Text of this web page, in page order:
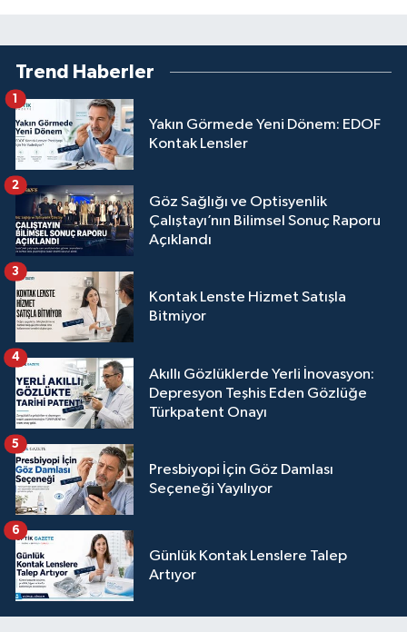
Trend Haberler
Yakın Görmede Yeni Dönem: EDOF
Kontak Lensler
1
Göz Sağlığı ve Optisyenlik
Çalıştayı’nın Bilimsel Sonuç Raporu
Açıklandı
2
Kontak Lenste Hizmet Satışla
Bitmiyor
3
Akıllı Gözlüklerde Yerli İnovasyon:
Depresyon Teşhis Eden Gözlüğe
Türkpatent Onayı
4
Presbiyopi İçin Göz Damlası
Seçeneği Yayılıyor
5
Günlük Kontak Lenslere Talep
Artıyor
6